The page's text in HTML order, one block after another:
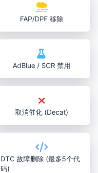
FAP/DPF 移除
AdBlue / SCR 禁用
取消催化 (Decat)
DTC 故障删除 (最多5个代
码)